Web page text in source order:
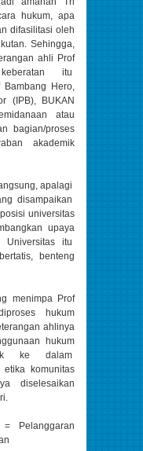
hukum, apa
difasilitasi oleh
Sehingga,
ahli Prof
keberatan itu
Hero,
(IPB), BUKAN
atau
bagian/proses
akademik
apalagi
disampaikan
universitas
upaya
Universitas itu
benteng
menimpa Prof
hukum
ahlinya
hukum
ke dalam
komunitas
diselesaikan
Pelanggaran